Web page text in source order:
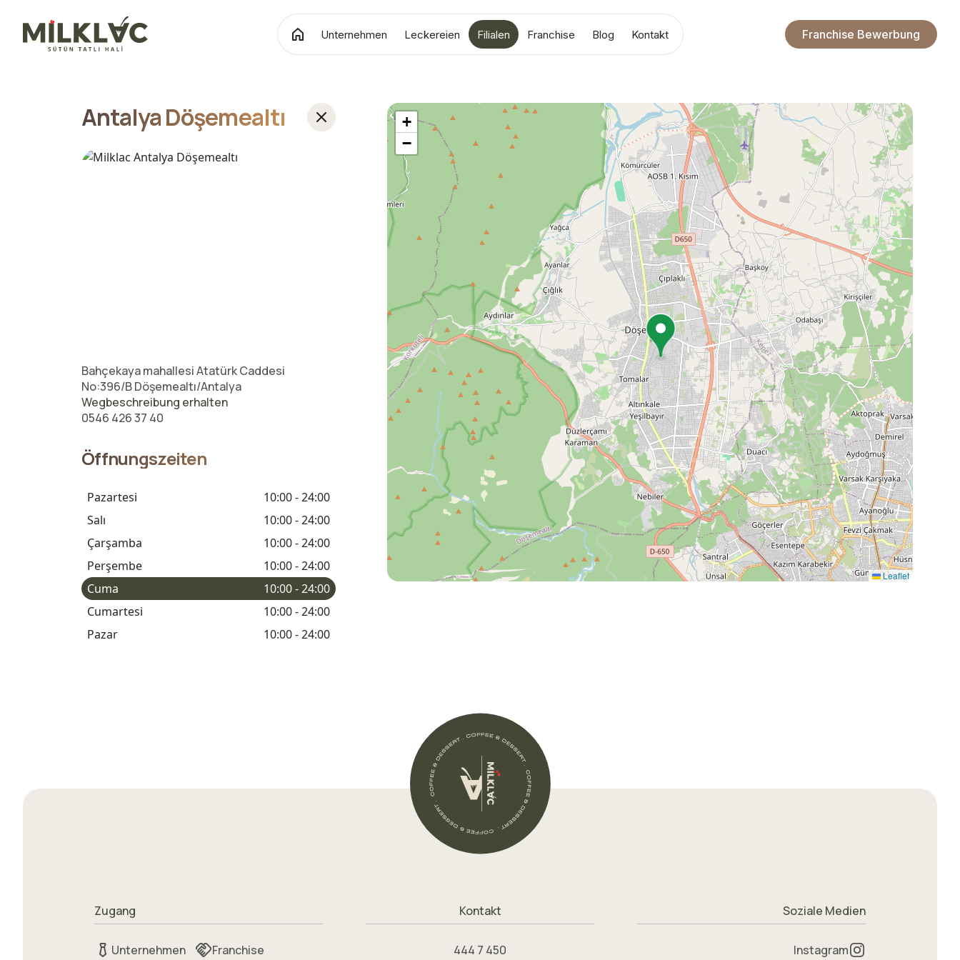
Unternehmen Leckereien Filialen Franchise Blog Kontakt Franchise Bewerbung
Antalya Döşemealtı
Bahçekaya mahallesi Atatürk Caddesi
No:396/B Döşemealtı/Antalya
Wegbeschreibung erhalten
0546 426 37 40
Öffnungszeiten
Pazartesi
10:00 - 24:00
Salı
10:00 - 24:00
Çarşamba
10:00 - 24:00
Perşembe
10:00 - 24:00
Cuma
10:00 - 24:00
Cumartesi
10:00 - 24:00
Pazar
10:00 - 24:00
+
−
Leaflet
Zugang
Unternehmen
Franchise
Kontakt
444 7 450
Soziale Medien
Instagram